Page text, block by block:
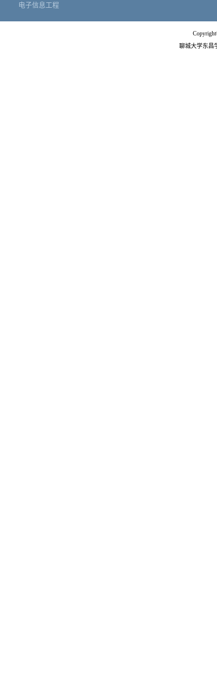
电子信息工程
聊城大学东昌